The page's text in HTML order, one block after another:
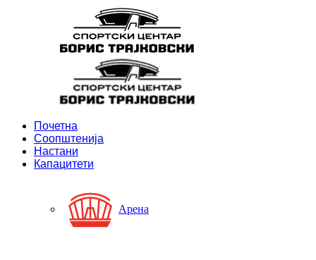
Почетна
Соопштенија
Настани
Капацитети
Арена